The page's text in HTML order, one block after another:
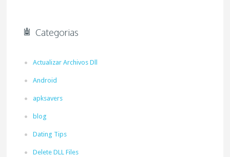
Categorias
Actualizar Archivos Dll
Android
apksavers
blog
Dating Tips
Delete DLL Files